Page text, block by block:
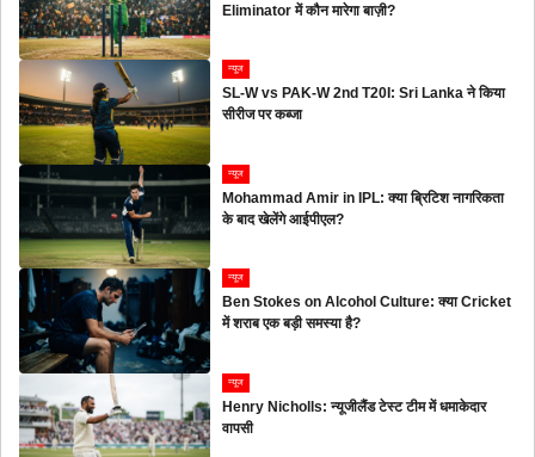
Eliminator में कौन मारेगा बाज़ी?
न्यूज
SL-W vs PAK-W 2nd T20I: Sri Lanka ने किया
सीरीज पर कब्जा
न्यूज
Mohammad Amir in IPL: क्या ब्रिटिश नागरिकता
के बाद खेलेंगे आईपीएल?
न्यूज
Ben Stokes on Alcohol Culture: क्या Cricket
में शराब एक बड़ी समस्या है?
न्यूज
Henry Nicholls: न्यूजीलैंड टेस्ट टीम में धमाकेदार
वापसी